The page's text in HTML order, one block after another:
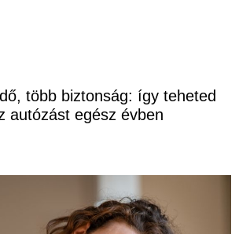
több biztonság: így teheted
autózást egész évben